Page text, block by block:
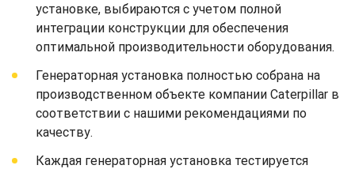
установке, выбираются с учетом полной
интеграции конструкции для обеспечения
оптимальной производительности оборудования.
Генераторная установка полностью собрана на
производственном объекте компании Caterpillar в
соответствии с нашими рекомендациями по
качеству.
Каждая генераторная установка тестируется